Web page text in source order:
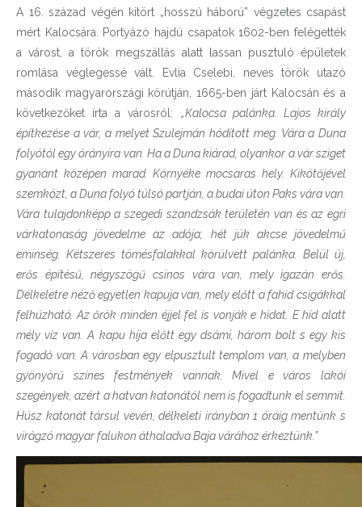
A 16. század végén kitört „hosszú háború” végzetes csapást
mért Kalocsára. Portyázó hajdú csapatok 1602-ben felégették
a várost, a török megszállás alatt lassan pusztuló épületek
romlása véglegessé vált. Evlia Cselebi, neves török utazó
második magyarországi körútján, 1665-ben járt Kalocsán és a
következőket írta a városról: „Kalocsa palánka. Lajos király
építkezése a vár, a melyet Szulejmán hódított meg. Vára a Duna
folyótól egy órányira van. Ha a Duna kiárad, olyankor a vár sziget
gyanánt középen marad. Környéke mocsaras hely. Kikötőjével
szemközt, a Duna folyó túlsó partján, a budai úton Paks vára van.
Vára tulajdonképp a szegedi szandzsák területén van és az egri
várkatonaság jövedelme az adója; hét jük akcse jövedelmű
eminség. Kétszeres tömésfalakkal körülvett palánka. Belül új,
erős építésű, négyszögű csinos vára van, mely igazán erős.
Délkeletre néző egyetlen kapuja van, mely előtt a fahíd csigákkal
felhúzható. Az őrök minden éjjel fel is vonják e hidat. E híd alatt
mély víz van. A kapu híja előtt egy dsámi, három bolt s egy kis
fogadó van. A városban egy elpusztult templom van, a melyben
gyönyörű színes festmények vannak. Mivel e város lakói
szegények, azért a hatvan katonától nem is fogadtunk el semmit.
Húsz katonát társul vevén, délkeleti irányban 1 óráig mentünk s
virágzó magyar falukon áthaladva Baja várához érkeztünk.”